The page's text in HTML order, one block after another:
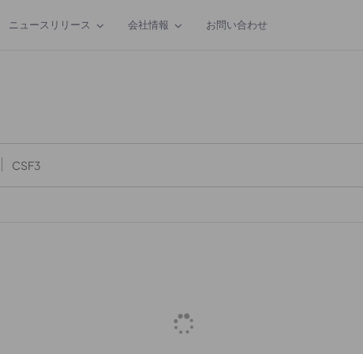
ニュースリリース 会社情報 お問い合わせ